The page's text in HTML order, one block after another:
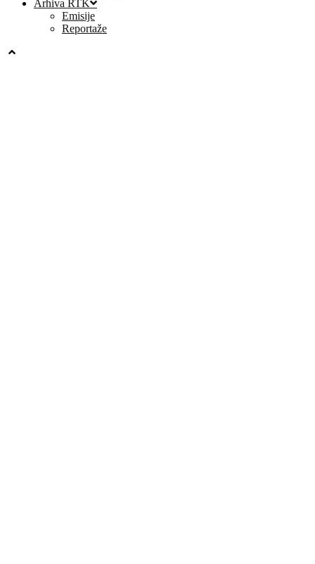
Arhiva RTK
Emisije
Reportaže